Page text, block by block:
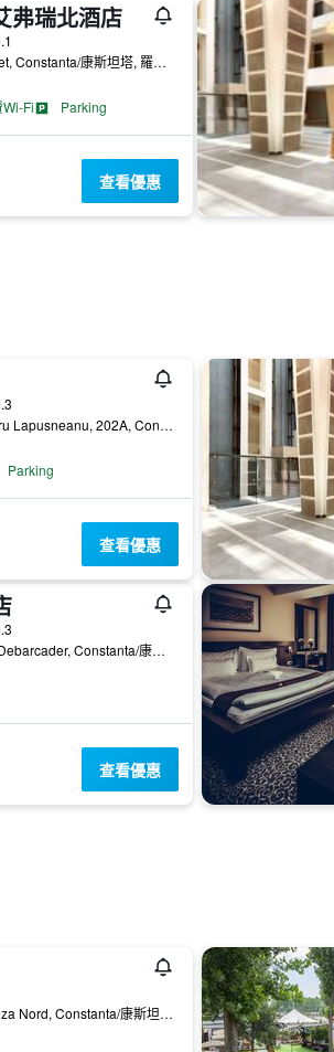
弗瑞北酒店
13th Republicii Street, Constanta/康斯坦塔, 羅馬尼亞
Fi Parking
查看優惠
Bulevardul Alexandru Lapusneanu, 202A, Constanta/康斯坦塔, 羅馬尼亞
Parking
查看優惠
Bd. Mamaia - Zona Debarcader, Constanta/康斯坦塔, 羅馬尼亞
查看優惠
Str Lirei 35Bis - Faleza Nord, Constanta/康斯坦塔, 羅馬尼亞